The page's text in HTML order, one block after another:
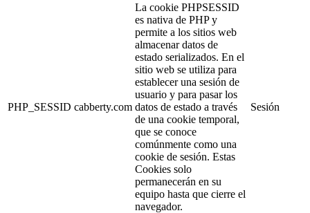
PHP_SESSID cabberty.com
La cookie PHPSESSID
es nativa de PHP y
permite a los sitios web
almacenar datos de
estado serializados. En el
sitio web se utiliza para
establecer una sesión de
usuario y para pasar los
datos de estado a través
de una cookie temporal,
que se conoce
comúnmente como una
cookie de sesión. Estas
Cookies solo
permanecerán en su
equipo hasta que cierre el
navegador.
Sesión